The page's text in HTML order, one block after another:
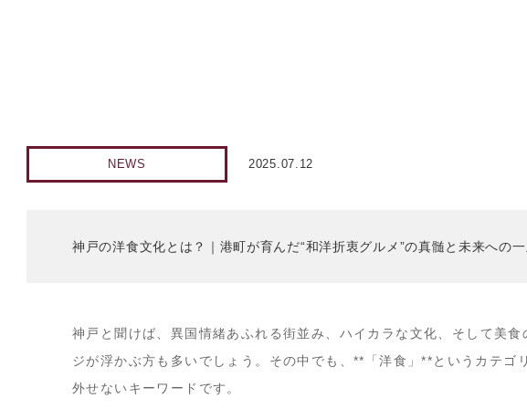
NEWS 2025.07.12
神戸の洋食文化とは？｜港町が育んだ“和洋折衷グルメ”の真髄と未来への一
神戸と聞けば、異国情緒あふれる街並み、ハイカラな文化、そして美食
ジが浮かぶ方も多いでしょう。その中でも、**「洋食」**というカテゴ
外せないキーワードです。